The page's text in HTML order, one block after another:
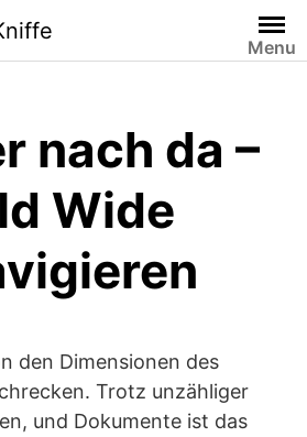
Menu
nach da –
Wide
den Dimensionen des
Trotz unzähliger
und Dokumente ist das